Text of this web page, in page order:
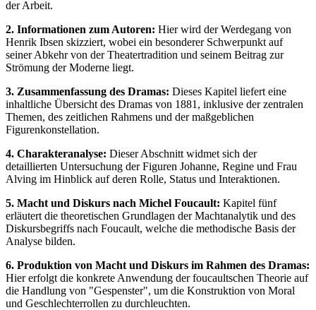
der Arbeit.
2. Informationen zum Autoren: Hier wird der Werdegang von
Henrik Ibsen skizziert, wobei ein besonderer Schwerpunkt auf
seiner Abkehr von der Theatertradition und seinem Beitrag zur
Strömung der Moderne liegt.
3. Zusammenfassung des Dramas: Dieses Kapitel liefert eine
inhaltliche Übersicht des Dramas von 1881, inklusive der zentralen
Themen, des zeitlichen Rahmens und der maßgeblichen
Figurenkonstellation.
4. Charakteranalyse: Dieser Abschnitt widmet sich der
detaillierten Untersuchung der Figuren Johanne, Regine und Frau
Alving im Hinblick auf deren Rolle, Status und Interaktionen.
5. Macht und Diskurs nach Michel Foucault: Kapitel fünf
erläutert die theoretischen Grundlagen der Machtanalytik und des
Diskursbegriffs nach Foucault, welche die methodische Basis der
Analyse bilden.
6. Produktion von Macht und Diskurs im Rahmen des Dramas:
Hier erfolgt die konkrete Anwendung der foucaultschen Theorie auf
die Handlung von "Gespenster", um die Konstruktion von Moral
und Geschlechterrollen zu durchleuchten.